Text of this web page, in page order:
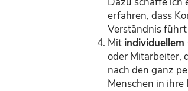
erfahren, dass
Verständnis
Mit individuellem
oder Mitarbeiter,
nach den ganz
Menschen in